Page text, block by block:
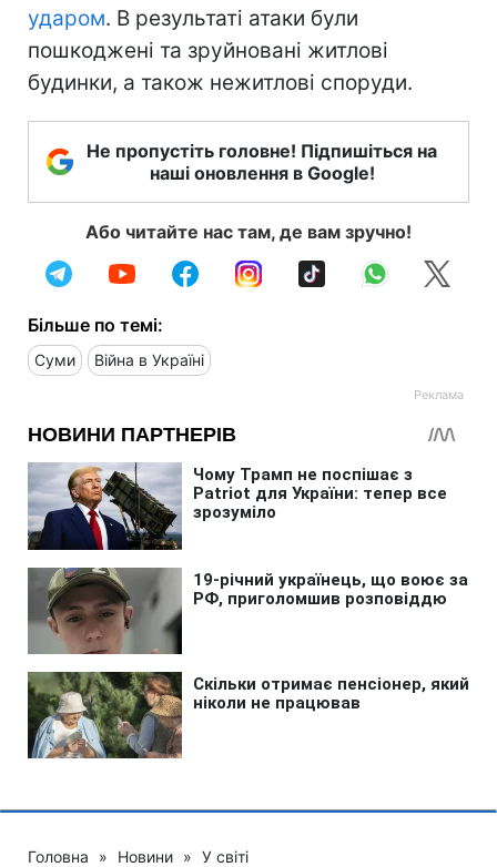
ударом. В результаті атаки були
пошкоджені та зруйновані житлові
будинки, а також нежитлові споруди.
Не пропустіть головне! Підпишіться на
наші оновлення в Google!
Або читайте нас там, де вам зручно!
Більше по темі:
Суми Війна в Україні
Головна » Новини » У світі